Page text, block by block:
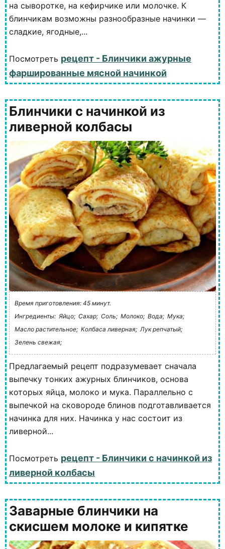
на сыворотке, на кефирчике или молочке. К
блинчикам возможны разнообразные начинки —
сладкие, ягодные,...
Посмотреть рецепт - Блинчики ажурные
фаршированные мясной начинкой
Блинчики с начинкой из
ливерной колбасы
Время приготовления: 45 минут.
Ингредиенты: Яйцо; Сахар; Соль; Молоко; Вода; Мука;
Масло растительное; Колбаса ливерная; Лук репчатый;
Зелень свежая;
Предлагаемый рецепт подразумевает сначала
выпечку тонких ажурных блинчиков, основа
которых яйца, молоко и мука. Параллельно с
выпечкой на сковороде блинов подготавливается
начинка для них. Начинка у нас состоит из
ливерной...
Посмотреть рецепт - Блинчики с начинкой из
ливерной колбасы
Заварные блинчики на
скисшем молоке и кипятке